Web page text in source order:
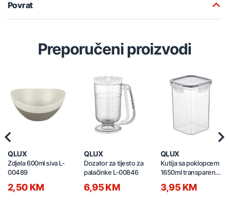
Povrat
Preporučeni proizvodi
QLUX
Zdjela 600ml siva L-
00489
2,50 KM
QLUX
Dozator za tijesto za
palačinke L-00846
6,95 KM
QLUX
Kutija sa poklopcem
1650ml transparent
3,95 KM